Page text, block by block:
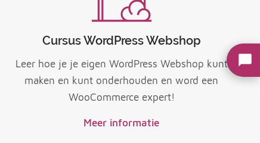
Cursus WordPress Webshop
Leer hoe je je eigen WordPress Webshop kunt
maken en kunt onderhouden en word een
WooCommerce expert!
Meer informatie